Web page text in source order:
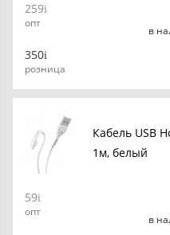
259
опт
350
розница
в
Кабель USB
1м, белый
59
опт
в